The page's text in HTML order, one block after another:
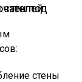
стены